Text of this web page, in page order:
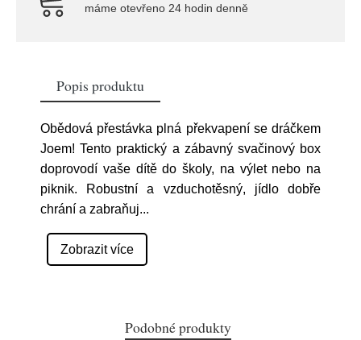
máme otevřeno 24 hodin denně
Popis produktu
Obědová přestávka plná překvapení se dráčkem
Joem! Tento praktický a zábavný svačinový box
doprovodí vaše dítě do školy, na výlet nebo na
piknik. Robustní a vzduchotěsný, jídlo dobře
chrání a zabraňuj...
Zobrazit více
Podobné produkty